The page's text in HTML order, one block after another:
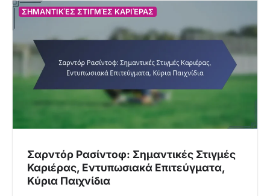
ΣΗΜΑΝΤΙΚΈΣ ΣΤΙΓΜΈΣ ΚΑΡΙΈΡΑΣ
Σαρντόρ Ρασίντοφ: Σημαντικές Στιγμές
Καριέρας, Εντυπωσιακά Επιτεύγματα,
Κύρια Παιχνίδια